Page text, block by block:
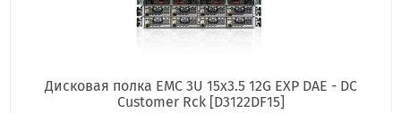
Дисковая полка EMC 3U 15x3.5 12G EXP DAE - DC
Customer Rck [D3122DF15]